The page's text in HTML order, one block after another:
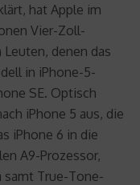
hat Apple im
Vier-Zoll-
denen das
in iPhone-5-
SE. Optisch
iPhone 5 aus, die
iPhone 6 in die
A9-Prozessor,
samt True-Tone-